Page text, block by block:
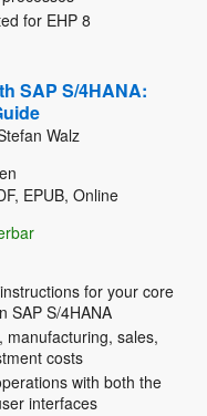
for EHP 8
SAP S/4HANA:
Walz
EPUB, Online
for your core
SAP S/4HANA
manufacturing, sales,
costs
with both the
interfaces